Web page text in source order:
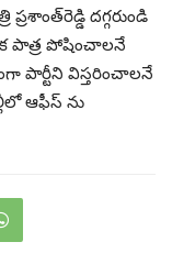
ప్రశాంత్‌రెడ్డి దగ్గరుండి
పాత్ర పోషించాలనే
పార్టీని విస్తరించాలనే
ఆఫీస్ ను